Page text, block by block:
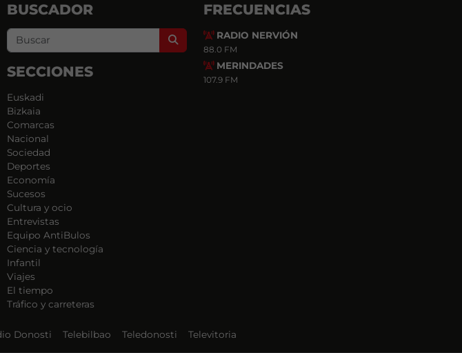
BUSCADOR
Search
SECCIONES
Euskadi
Bizkaia
Comarcas
Nacional
Sociedad
Deportes
Economía
Sucesos
Cultura y ocio
Entrevistas
Equipo AntiBulos
Ciencia y tecnología
Infantil
Viajes
El tiempo
Tráfico y carreteras
FRECUENCIAS
RADIO NERVIÓN
88.0 FM
MERINDADES
107.9 FM
Donosti Telebilbao Teledonosti Televitoria